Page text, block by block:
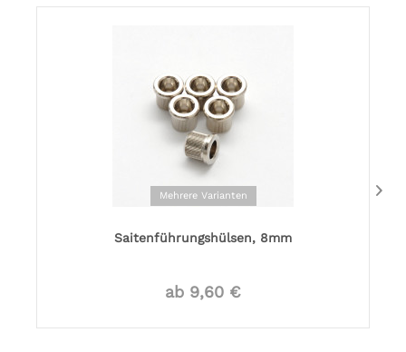
Mehrere Varianten
Saitenführungshülsen, 8mm
ab 9,60 €